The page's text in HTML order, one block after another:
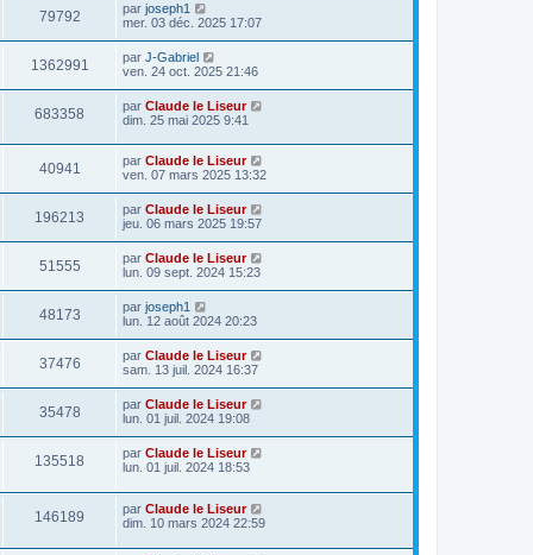
79792 par joseph1
mer. 03 déc. 2025 17:07
1362991 par J-Gabriel
ven. 24 oct. 2025 21:46
683358 par Claude le Liseur
dim. 25 mai 2025 9:41
40941 par Claude le Liseur
ven. 07 mars 2025 13:32
196213 par Claude le Liseur
jeu. 06 mars 2025 19:57
51555 par Claude le Liseur
lun. 09 sept. 2024 15:23
48173 par joseph1
lun. 12 août 2024 20:23
37476 par Claude le Liseur
sam. 13 juil. 2024 16:37
35478 par Claude le Liseur
lun. 01 juil. 2024 19:08
135518 par Claude le Liseur
lun. 01 juil. 2024 18:53
146189 par Claude le Liseur
dim. 10 mars 2024 22:59